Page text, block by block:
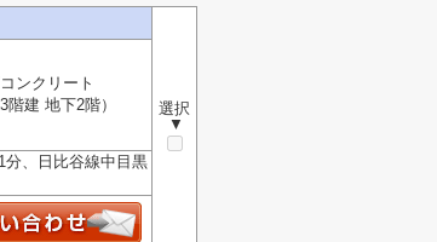
選択
▼
ンクリート
階建 地下2階）
、日比谷線中目黒